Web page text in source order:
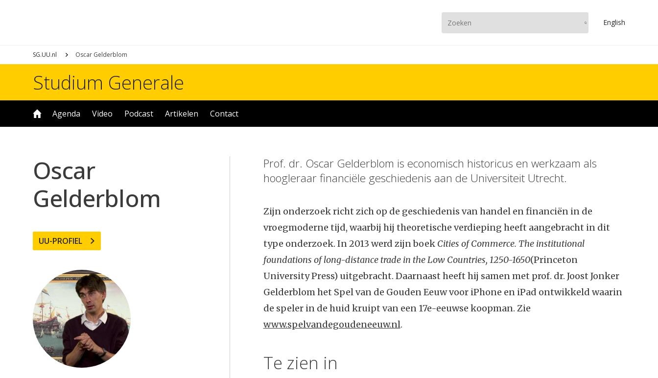
English
SG.UU.nl Oscar Gelderblom
Studium Generale
Agenda Video Podcast Artikelen Contact
Oscar
Gelderblom
UU-PROFIEL
Prof. dr. Oscar Gelderblom is economisch historicus en werkzaam als
hoogleraar financiële geschiedenis aan de Universiteit Utrecht.
Zijn onderzoek richt zich op de geschiedenis van handel en financiën in de
vroegmoderne tijd, waarbij hij theoretische verdieping heeft aangebracht in dit
type onderzoek. In 2013 werd zijn boek Cities of Commerce. The institutional
foundations of long-distance trade in the Low Countries, 1250-1650(Princeton
University Press) uitgebracht. Daarnaast heeft hij samen met prof. dr. Joost Jonker
Gelderblom het Spel van de Gouden Eeuw voor iPhone en iPad ontwikkeld waarin
de speler in de huid kruipt van een 17e-eeuwse koopman. Zie
www.spelvandegoudeneeuw.nl.
Te zien in